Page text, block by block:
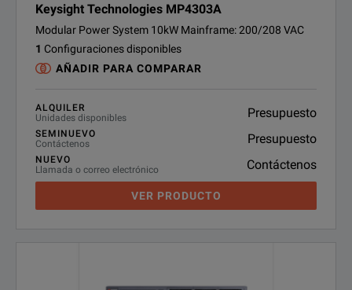
Keysight Technologies MP4303A
Modular Power System 10kW Mainframe: 200/208 VAC
1 Configuraciones disponibles
AÑADIR PARA COMPARAR
ALQUILER
Unidades disponibles
Presupuesto
SEMINUEVO
Contáctenos
Presupuesto
NUEVO
Llamada o correo electrónico
Contáctenos
VER PRODUCTO